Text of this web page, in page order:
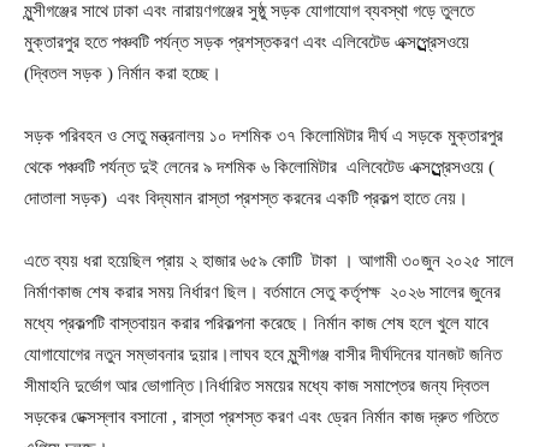
মুন্সীগঞ্জের সাথে ঢাকা এবং নারায়ণগঞ্জের সুষ্ঠু সড়ক যোগাযোগ ব্যবস্থা গড়ে তুলতে
মুক্তারপুর হতে পঞ্চবটি পর্যন্ত সড়ক প্রশস্তকরণ এবং এলিবেটেড এক্সপ্র্র্র্র্র্র্র্র্রেসওয়ে
(দ্বিতল সড়ক ) নির্মান করা হচ্ছে।
সড়ক পরিবহন ও সেতু মন্ত্রনালয় ১০ দশমিক ৩৭ কিলোমিটার দীর্ঘ এ সড়কে মুক্তারপুর
থেকে পঞ্চবটি পর্যন্ত দুই লেনের ৯ দশমিক ৬ কিলোমিটার এলিবেটেড এক্সপ্র্র্র্র্র্র্র্র্রেসওয়ে (
দোতালা সড়ক) এবং বিদ্যমান রাস্তা প্রশস্ত করনের একটি প্রকল্প হাতে নেয়।
এতে ব্যয় ধরা হয়েছিল প্রায় ২ হাজার ৬৫৯ কোটি টাকা । আগামী ৩০জুন ২০২৫ সালে
নির্মাণকাজ শেষ করার সময় নির্ধারণ ছিল। বর্তমানে সেতু কর্তৃপক্ষ ২০২৬ সালের জুনের
মধ্যে প্রকল্পটি বাস্তবায়ন করার পরিকল্পনা করেছে। নির্মান কাজ শেষ হলে খুলে যাবে
যোগাযোগের নতুন সম্ভাবনার দুয়ার।লাঘব হবে মুন্সীগঞ্জ বাসীর দীর্ঘদিনের যানজট জনিত
সীমাহনি দুর্ভোগ আর ভোগান্তি।নির্ধারিত সময়ের মধ্যে কাজ সমাপ্তের জন্য দ্বিতল
সড়কের ডেক্সস্লাব বসানো , রাস্তা প্রশস্ত করণ এবং ড্রেন নির্মান কাজ দ্রুত গতিতে